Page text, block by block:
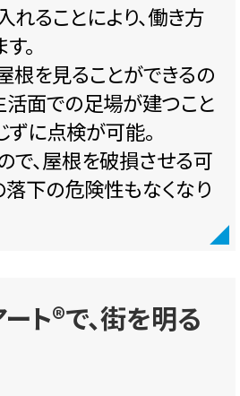
ることにより、働き方
。
根を見ることができるの
活面での足場が建つこと
ずに点検が可能。
で、屋根を破損させる可
落下の危険性もなくなり
ト®で、街を明る